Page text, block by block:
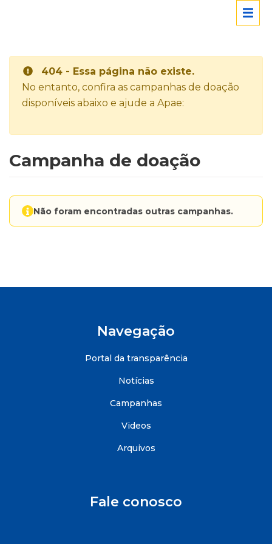
404 - Essa página não existe.
No entanto, confira as campanhas de doação
disponíveis abaixo e ajude a Apae:
Campanha de doação
Não foram encontradas outras campanhas.
Navegação
Portal da transparência
Notícias
Campanhas
Videos
Arquivos
Fale conosco